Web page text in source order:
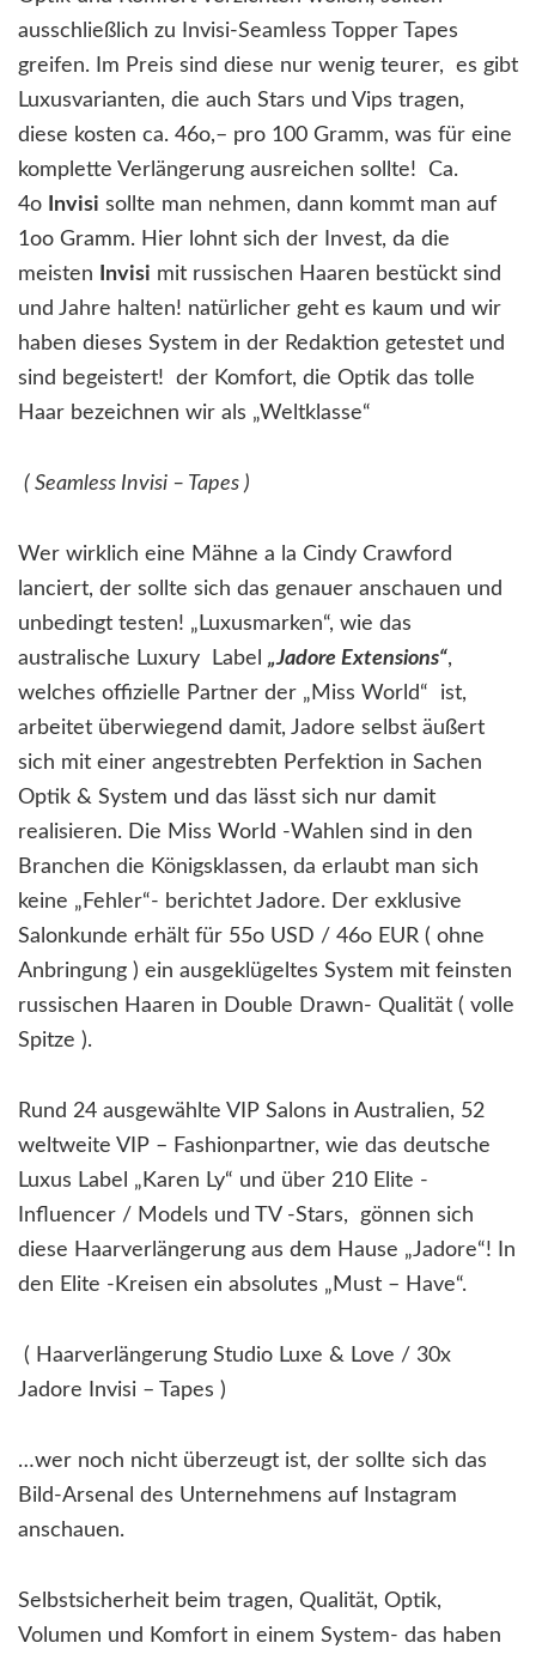
ausschließlich zu Invisi-Seamless Topper Tapes
greifen. Im Preis sind diese nur wenig teurer, es gibt
Luxusvarianten, die auch Stars und Vips tragen,
diese kosten ca. 46o,– pro 100 Gramm, was für eine
komplette Verlängerung ausreichen sollte! Ca.
4o
Invisi sollte man nehmen, dann kommt man auf
1oo Gramm. Hier lohnt sich der Invest, da die
meisten
Invisi mit russischen Haaren bestückt sind
und Jahre halten! natürlicher geht es kaum und wir
haben dieses System in der Redaktion getestet und
sind begeistert! der Komfort, die Optik das tolle
Haar bezeichnen wir als „Weltklasse“
( Seamless Invisi – Tapes )
Wer wirklich eine Mähne a la Cindy Crawford
lanciert, der sollte sich das genauer anschauen und
unbedingt testen! „Luxusmarken“, wie das
australische Luxury Label „Jadore Extensions“,
welches offizielle Partner der „Miss World“ ist,
arbeitet überwiegend damit, Jadore selbst äußert
sich mit einer angestrebten Perfektion in Sachen
Optik & System und das lässt sich nur damit
realisieren. Die Miss World -Wahlen sind in den
Branchen die Königsklassen, da erlaubt man sich
keine „Fehler“- berichtet Jadore. Der exklusive
Salonkunde erhält für 55o USD / 46o EUR ( ohne
Anbringung ) ein ausgeklügeltes System mit feinsten
russischen Haaren in Double Drawn- Qualität ( volle
Spitze ).
Rund 24 ausgewählte VIP Salons in Australien, 52
weltweite VIP – Fashionpartner, wie das deutsche
Luxus Label „Karen Ly“ und über 210 Elite -
Influencer / Models und TV -Stars, gönnen sich
diese Haarverlängerung aus dem Hause „Jadore“! In
den Elite -Kreisen ein absolutes „Must – Have“.
( Haarverlängerung Studio Luxe & Love / 30x
Jadore Invisi – Tapes )
…wer noch nicht überzeugt ist, der sollte sich das
Bild-Arsenal des Unternehmens auf Instagram
anschauen.
Selbstsicherheit beim tragen, Qualität, Optik,
Volumen und Komfort in einem System- das haben